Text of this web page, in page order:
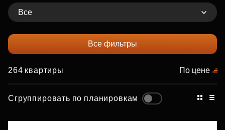
Все
Все фильтры
264 квартиры
Сгруппировать по планировкам
По цене